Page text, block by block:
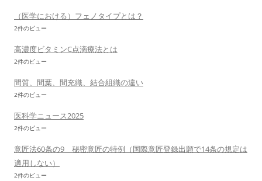
（医学における）フェノタイプとは？
2件のビュー
高濃度ビタミンC点滴療法とは
2件のビュー
間質、間葉、間充織、結合組織の違い
2件のビュー
医科学ニュース2025
2件のビュー
意匠法60条の9 秘密意匠の特例（国際意匠登録出願で14条の規定は
適用しない）
2件のビュー